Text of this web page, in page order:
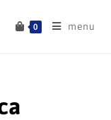
0 menu